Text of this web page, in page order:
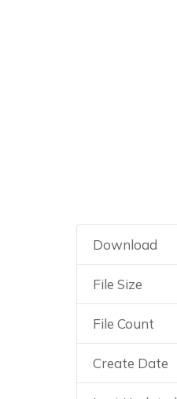
Download
File Size
File Count
Create Date